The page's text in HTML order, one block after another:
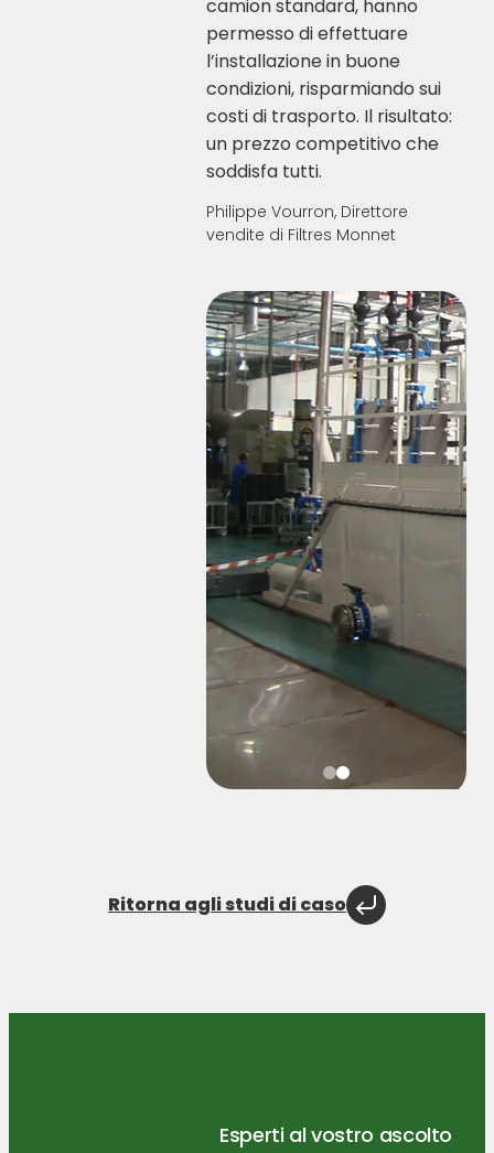
camion standard, hanno
permesso di effettuare
l’installazione in buone
condizioni, risparmiando sui
costi di trasporto. Il risultato:
un prezzo competitivo che
soddisfa tutti.
Philippe Vourron, Direttore
vendite di Filtres Monnet
Ritorna agli studi di caso
Esperti al vostro ascolto